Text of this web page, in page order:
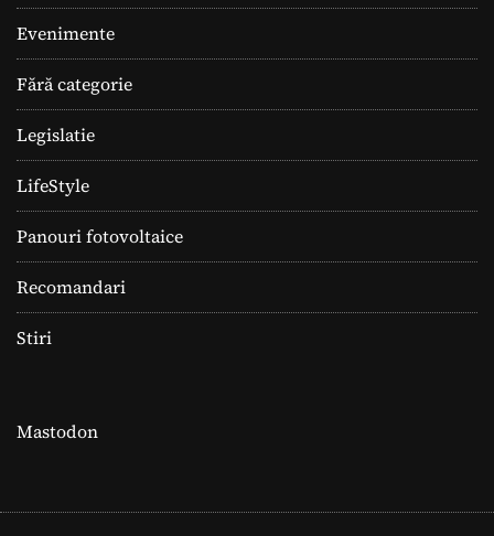
Evenimente
Fără categorie
Legislatie
LifeStyle
Panouri fotovoltaice
Recomandari
Stiri
Mastodon